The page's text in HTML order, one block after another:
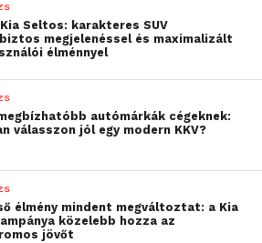
Seltos: karakteres SUV
megjelenéssel és maximalizált
élménnyel
autómárkák cégeknek:
válasszon jól egy modern KKV?
élmény mindent megváltoztat: a Kia
közelebb hozza az
jövőt